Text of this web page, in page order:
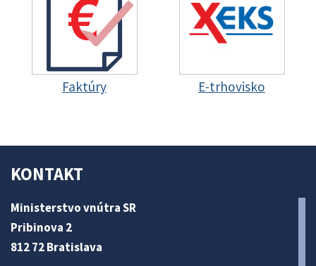
Faktúry E-trhovisko
KONTAKT
Ministerstvo vnútra SR
Pribinova 2
812 72 Bratislava